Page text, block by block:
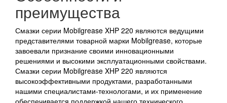
преимущества
Смазки серии Mobilgrease XHP 220 являются ведущими
представителями товарной марки Mobilgrease, которые
завоевали признание своими инновационными
решениями и высокими эксплуатационными свойствами.
Смазки серии Mobilgrease XHP 220 являются
высокоэффективными продуктами, разработанными
нашими специалистами-технологами, и их применение
обеспечивается поддержкой нашего технического